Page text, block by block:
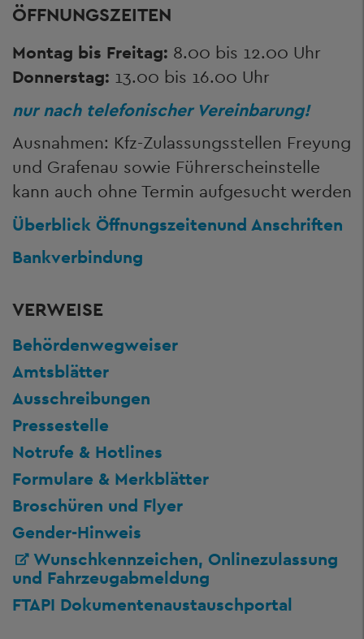
ÖFFNUNGSZEITEN
Montag bis Freitag: 8.00 bis 12.00 Uhr
Donnerstag: 13.00 bis 16.00 Uhr
nur nach telefonischer Vereinbarung!
Ausnahmen: Kfz-Zulassungsstellen Freyung
und Grafenau sowie Führerscheinstelle
kann auch ohne Termin aufgesucht werden
Überblick Öffnungszeitenund Anschriften
Bankverbindung
VERWEISE
Behördenwegweiser
Amtsblätter
Ausschreibungen
Pressestelle
Notrufe & Hotlines
Formulare & Merkblätter
Broschüren und Flyer
Gender-Hinweis
Wunschkennzeichen, Onlinezulassung
und Fahrzeugabmeldung
FTAPI Dokumentenaustauschportal